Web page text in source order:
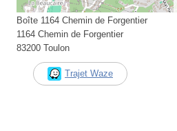
Boîte 1164 Chemin de Forgentier
1164 Chemin de Forgentier
83200 Toulon
Trajet Waze